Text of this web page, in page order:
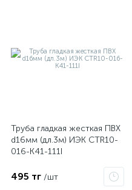
Труба гладкая жесткая ПВХ
d16мм (дл.3м) ИЭК CTR10-
016-K41-111I
495 тг /шт